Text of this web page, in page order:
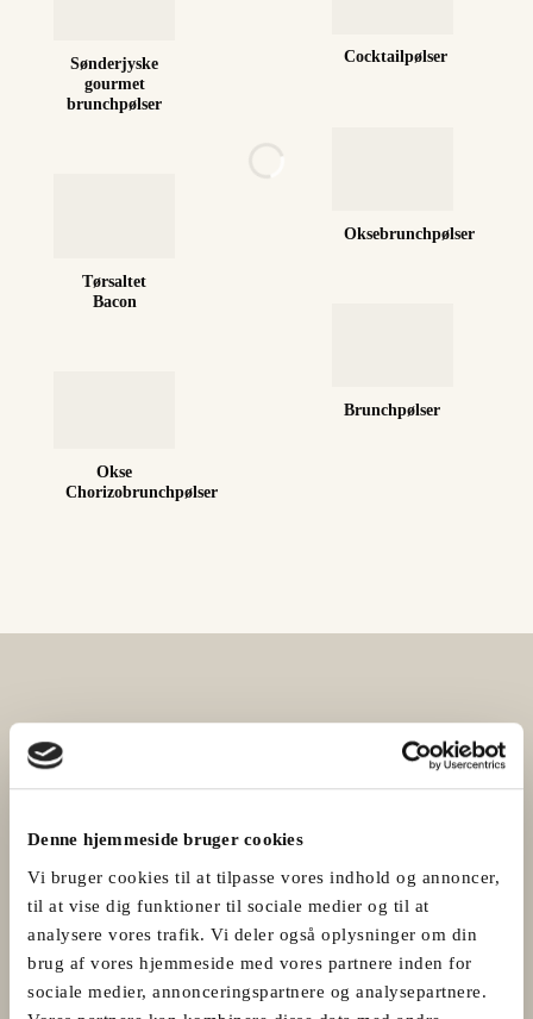
Denne hjemmeside bruger cookies
Vi bruger cookies til at tilpasse vores indhold og annoncer,
til at vise dig funktioner til sociale medier og til at
analysere vores trafik. Vi deler også oplysninger om din
brug af vores hjemmeside med vores partnere inden for
sociale medier, annonceringspartnere og analysepartnere.
Sønderjyske
gourmet
brunchpølser
Tørsaltet
Bacon
Okse
Chorizobrunchpølser
Cocktailpølser
Oksebrunchpølser
Brunchpølser